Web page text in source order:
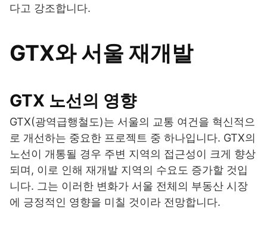
다고 강조합니다.
GTX와 서울 재개발
GTX 노선의 영향
GTX(광역급행철도)는 서울의 교통 여건을 혁신적으
로 개선하는 중요한 프로젝트 중 하나입니다. GTX의
노선이 개통될 경우 주변 지역의 접근성이 크게 향상
되며, 이로 인해 재개발 지역의 수요도 증가할 것입
니다. 그는 이러한 변화가 서울 전체의 부동산 시장
에 긍정적인 영향을 미칠 것이라 전망합니다.